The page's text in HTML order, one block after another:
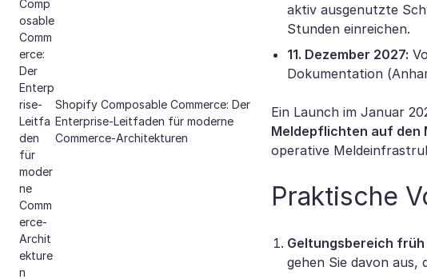
Shopify Composable Commerce: Der
Enterprise-Leitfaden für moderne
Commerce-Architekturen
aktiv ausgenutzte
Stunden einreichen.
11. Dezember 2027:
Dokumentation
Ein Launch im Januar
Meldepflichten auf den
operative
Praktische
Geltungsbereich früh
gehen Sie davon aus,